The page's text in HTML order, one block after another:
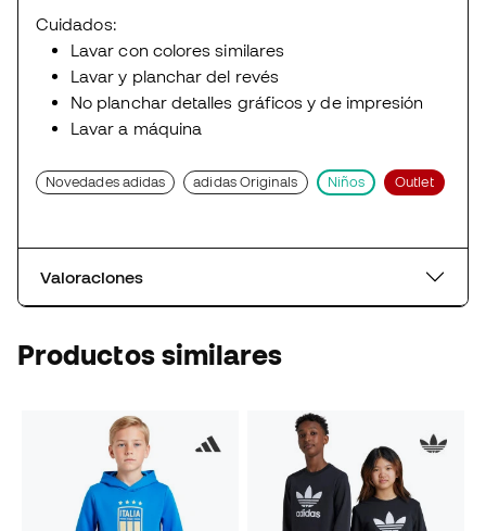
Cuidados:
Lavar con colores similares
Lavar y planchar del revés
No planchar detalles gráficos y de impresión
Lavar a máquina
Novedades adidas adidas Originals Niños Outlet
Valoraciones
Productos similares